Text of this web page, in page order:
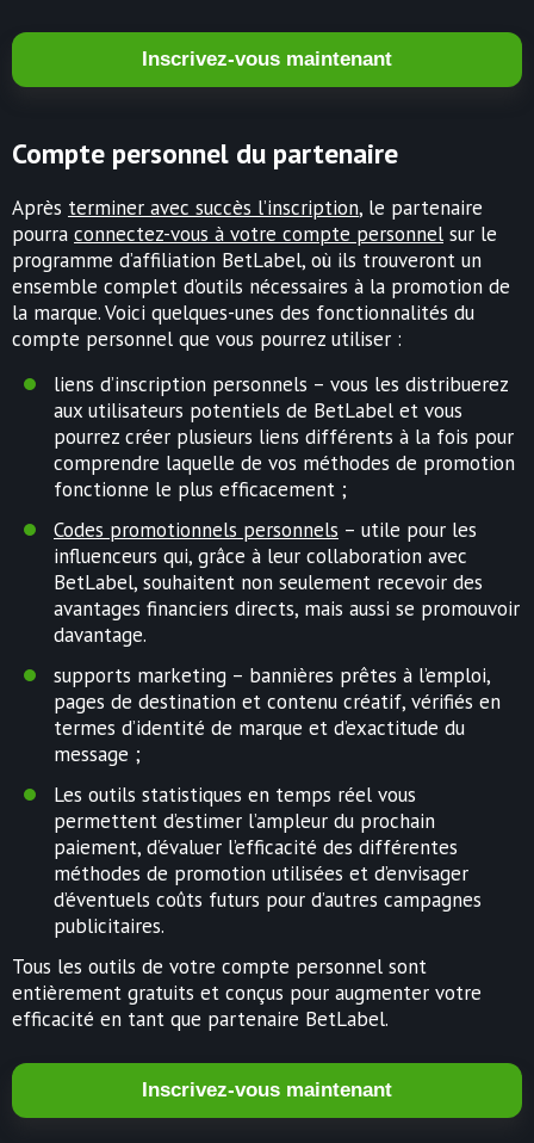
Inscrivez-vous maintenant
Compte personnel du partenaire
Après terminer avec succès l’inscription, le partenaire
pourra connectez-vous à votre compte personnel sur le
programme d’affiliation BetLabel, où ils trouveront un
ensemble complet d’outils nécessaires à la promotion de
la marque. Voici quelques-unes des fonctionnalités du
compte personnel que vous pourrez utiliser :
liens d’inscription personnels – vous les distribuerez
aux utilisateurs potentiels de BetLabel et vous
pourrez créer plusieurs liens différents à la fois pour
comprendre laquelle de vos méthodes de promotion
fonctionne le plus efficacement ;
Codes promotionnels personnels – utile pour les
influenceurs qui, grâce à leur collaboration avec
BetLabel, souhaitent non seulement recevoir des
avantages financiers directs, mais aussi se promouvoir
davantage.
supports marketing – bannières prêtes à l’emploi,
pages de destination et contenu créatif, vérifiés en
termes d’identité de marque et d’exactitude du
message ;
Les outils statistiques en temps réel vous
permettent d’estimer l’ampleur du prochain
paiement, d’évaluer l’efficacité des différentes
méthodes de promotion utilisées et d’envisager
d’éventuels coûts futurs pour d’autres campagnes
publicitaires.
Tous les outils de votre compte personnel sont
entièrement gratuits et conçus pour augmenter votre
efficacité en tant que partenaire BetLabel.
Inscrivez-vous maintenant